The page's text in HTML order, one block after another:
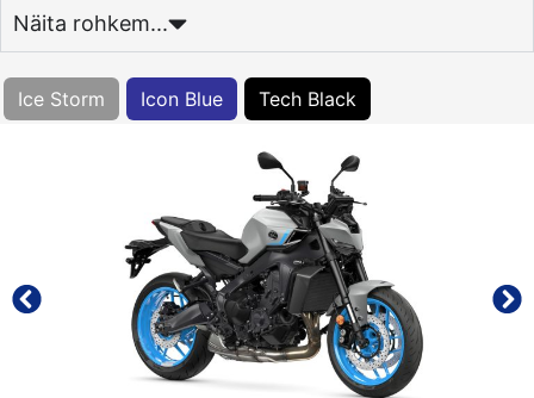
Näita rohkem...
Ice Storm
Icon Blue Tech Black